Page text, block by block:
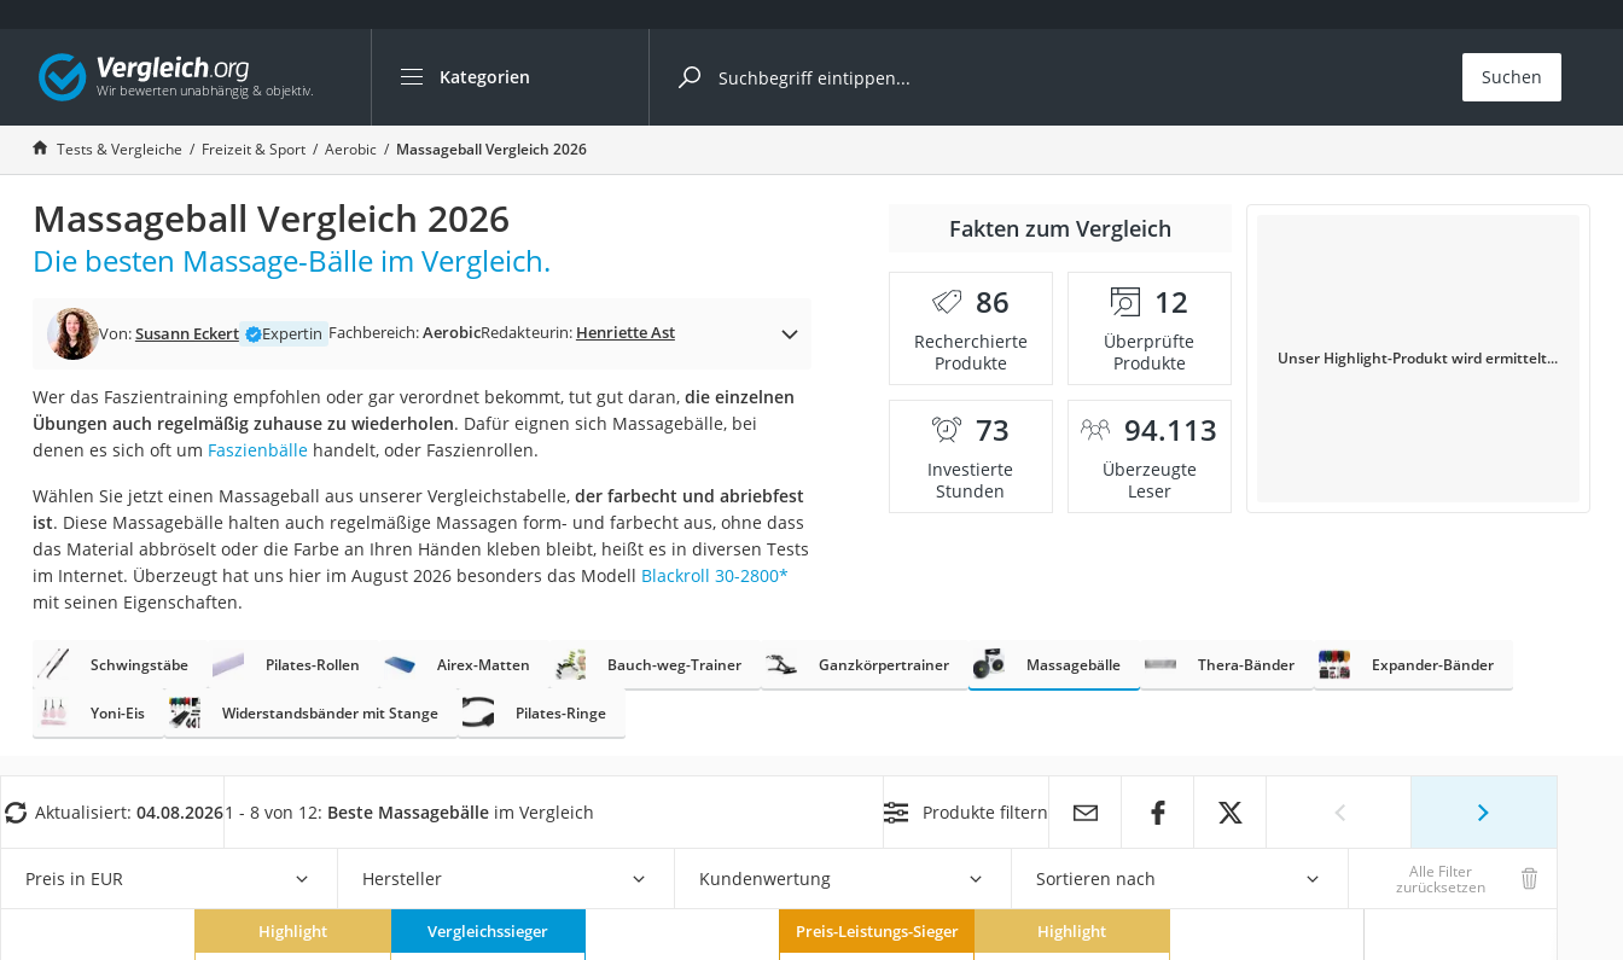
Kategorien
Die beliebtesten Vergleiche nach Kategorie
Freizeit & Sport
Gartentrampolin
Trampolin
Metalldetektor
Eufab-Fahrradträger
Trampolin 366 cm
Aluminium-Koffer
Futterboot
E-Bike-Dreirad
Trekkingschuhe Herren
Koffer
Nachtsichtgerät
Vibrationsplatte
Wanderschuhe Herren
Sicherheitsweste Reiten
Service
Suchen
Tests & Vergleiche Freizeit & Sport Aerobic Massageball Vergleich 2026
Massageball Vergleich 2026
Die besten Massage-Bälle im Vergleich.
Von:Susann Eckert Expertin Fachbereich:AerobicRedakteurin: Henriette Ast
Wer das Faszientraining empfohlen oder gar verordnet bekommt, tut gut daran, die einzelnen
Übungen auch regelmäßig zuhause zu wiederholen. Dafür eignen sich Massagebälle, bei
denen es sich oft um Faszienbällehandelt, oder Faszienrollen.
Wählen Sie jetzt einen Massageball aus unserer Vergleichstabelle, der farbecht und abriebfest
ist. Diese Massagebälle halten auch regelmäßige Massagen form- und farbecht aus, ohne dass
das Material abbröselt oder die Farbe an Ihren Händen kleben bleibt, heißt es in diversen Tests
im Internet. Überzeugt hat uns hier im August 2026 besonders das Modell Blackroll 30-2800*
mit seinen Eigenschaften.
Fakten zum Vergleich
86
Recherchierte
Produkte
12
Überprüfte
Produkte
73
Investierte
Stunden
94.113
Überzeugte
Leser
Unser Highlight-Produkt wird ermittelt...
Schwingstäbe Pilates-Rollen Airex-Matten Bauch-weg-Trainer Ganzkörpertrainer Massagebälle Thera-Bänder Expander-Bänder
Yoni-Eis Widerstandsbänder mit Stange Pilates-Ringe
Aktualisiert: 04.08.20261 - 8 von 12: Beste Massagebälle im Vergleich Produkte filtern
Preis in EUR Hersteller Kundenwertung Sortieren nach Alle Filter
zurücksetzen
Highlight Vergleichssieger Preis-Leistungs-Sieger Highlight